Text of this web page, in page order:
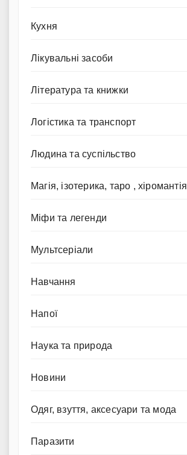
Кухня
Лікувальні засоби
Література та книжки
Логістика та транспорт
Людина та суспільство
Магія, ізотерика, таро , хіромантія
Міфи та легенди
Мультсеріали
Навчання
Напої
Наука та природа
Новини
Одяг, взуття, аксесуари та мода
Паразити